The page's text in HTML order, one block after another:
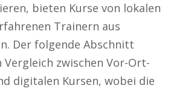
bieten Kurse von lokalen
Trainern aus
Der folgende Abschnitt
Vergleich zwischen Vor-Ort-
digitalen Kursen, wobei die